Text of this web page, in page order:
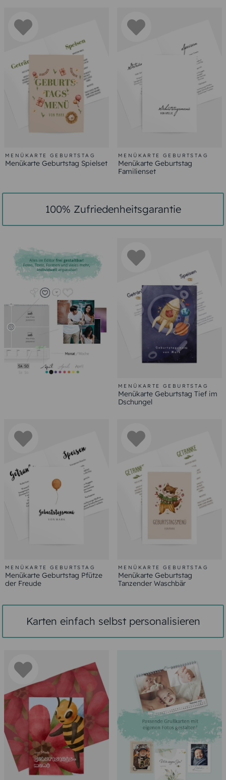
MENÜKARTE GEBURTSTAG
Menükarte Geburtstag Spielset
MENÜKARTE GEBURTSTAG
Menükarte Geburtstag
Familienset
100% Zufriedenheitsgarantie
MENÜKARTE GEBURTSTAG
Menükarte Geburtstag Tief im
Dschungel
MENÜKARTE GEBURTSTAG
Menükarte Geburtstag Pfütze
der Freude
MENÜKARTE GEBURTSTAG
Menükarte Geburtstag
Tanzender Waschbär
Karten einfach selbst personalisieren